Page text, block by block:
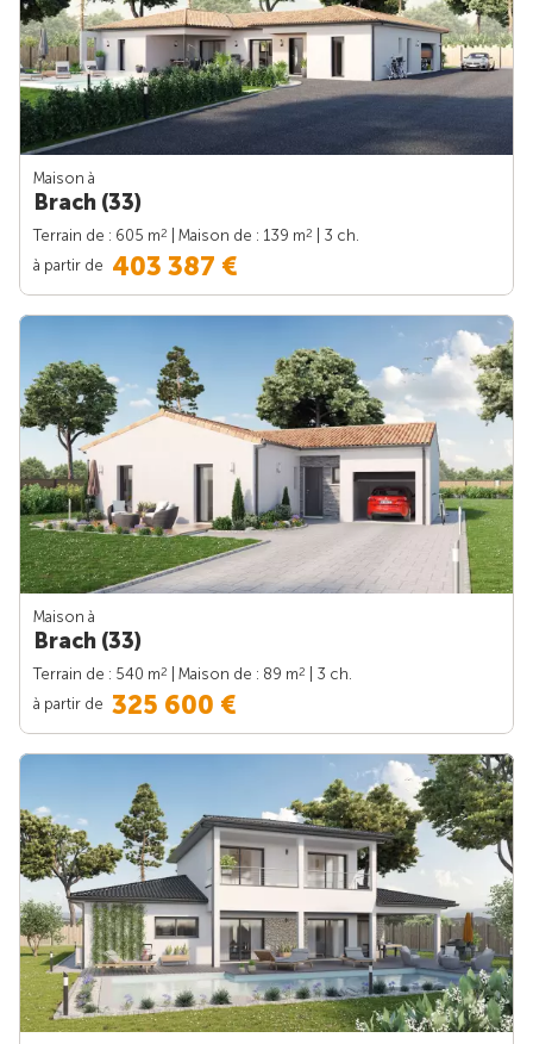
Maison à
Brach (33)
Terrain de : 605 m2 | Maison de : 139 m2
| 3 ch.
à partir de 403 387 €
Maison à
Brach (33)
Terrain de : 540 m2 | Maison de : 89 m2
| 3 ch.
à partir de 325 600 €